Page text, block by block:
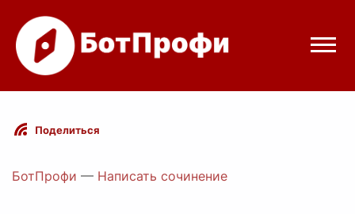
Режимы бота
Цены
Поделиться
БотПрофи — Написать сочинение